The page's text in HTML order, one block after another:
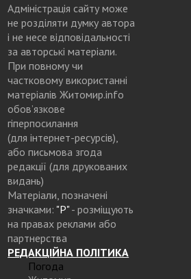
Адміністрація сайту може
не розділяти думку автора
і не несе відповідальності
за авторські матеріали.
При повному чи
частковому використанні
матеріалів Житомир.info
обов’язкове
гіперпосилання
(для інтернет-ресурсів),
або письмова згода
редакції (для друкованих
видань)
Матеріали, позначені
значками: "Р"- розміщують
на правах реклами або
партнерства
РЕДАКЦІЙНА ПОЛІТИКА
Погода